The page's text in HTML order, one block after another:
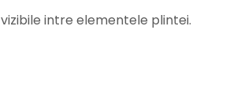
intre elementele plintei.